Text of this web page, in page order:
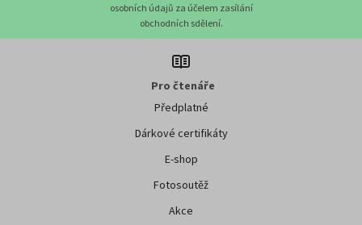
osobních údajů za účelem zasílání
obchodních sdělení.
Pro čtenáře
Předplatné
Dárkové certifikáty
E-shop
Fotosoutěž
Akce